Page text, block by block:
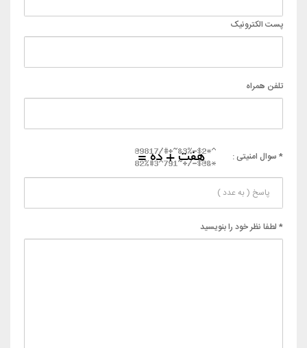
پست الکترونیک
تلفن همراه
* سوال امنیتی :
* لطفا نظر خود را بنویسید